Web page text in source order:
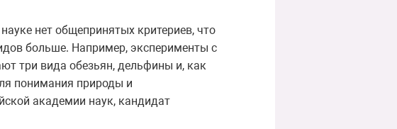
нет общепринятых критериев, что
больше. Например, эксперименты с
три вида обезьян, дельфины и, как
понимания природы и
академии наук, кандидат